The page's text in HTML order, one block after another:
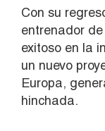
Con su
entrenador
exitoso en la
un nuevo
Europa,
hinchada.